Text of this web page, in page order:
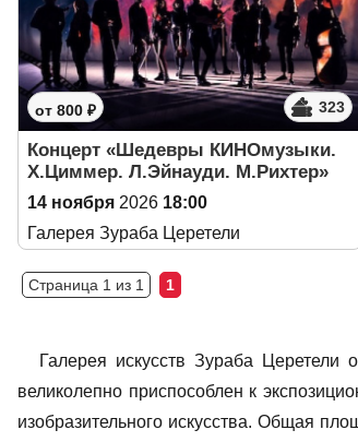
от 800 ₽ 323
Концерт «Шедевры КИНОмузыки.
Х.Циммер. Л.Эйнауди. М.Рихтер»
14 ноября 2026 18:00
Галерея Зураба Церетели
Страница 1 из 1 1
Галерея искусств Зураба
великолепно приспособлен к
изобразительного искусства. Общая